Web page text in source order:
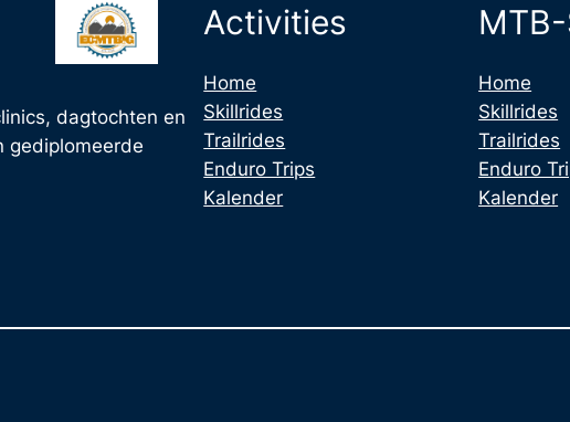
dagtochten en
gediplomeerde
Activities
Home
Skillrides
Trailrides
Enduro Trips
Kalender
Home
Skillrides
Trailrides
Enduro
Kalender